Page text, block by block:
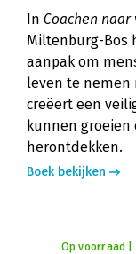
In Coachen
Miltenburg-Bos
aanpak om
leven te nemen
creëert een
kunnen
herontdekken.
Boek bekijken
Op voorraad |